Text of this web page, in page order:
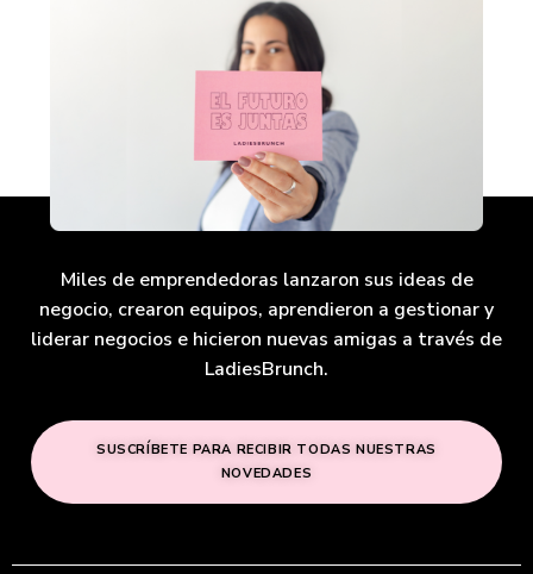
Miles de emprendedoras lanzaron sus ideas de
negocio, crearon equipos, aprendieron a gestionar y
liderar negocios e hicieron nuevas amigas a través de
LadiesBrunch.
SUSCRÍBETE PARA RECIBIR TODAS NUESTRAS
NOVEDADES